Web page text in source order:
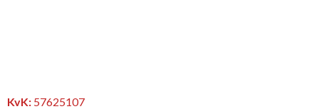
KvK: 57625107